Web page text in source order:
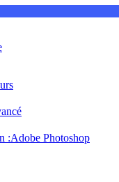
:Adobe Photoshop